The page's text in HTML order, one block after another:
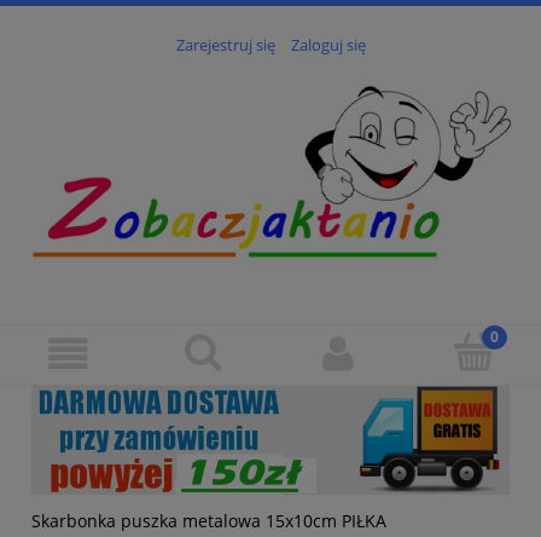
Zarejestruj się Zaloguj się
Skarbonka puszka metalowa 15x10cm PIŁKA